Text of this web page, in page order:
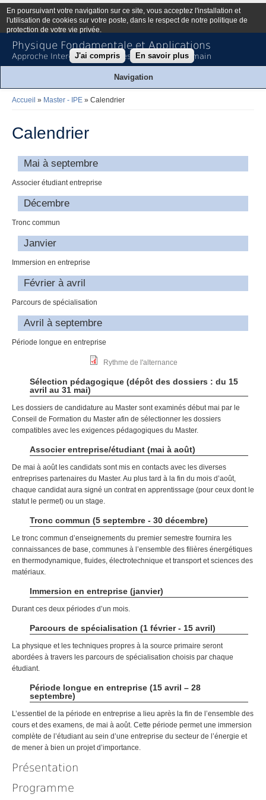
En poursuivant votre navigation sur ce site, vous acceptez l'installation et
l'utilisation de cookies sur votre poste, dans le respect de notre politique de
protection de votre vie privée.
J'ai compris En savoir plus
Physique Fondamentale et Applications
Approche Interdisciplinaire des Énergies de Demain
Navigation
Vous êtes ici
Accueil » Master - IPE » Calendrier
Calendrier
Mai à septembre
Associer étudiant entreprise
Décembre
Tronc commun
Janvier
Immersion en entreprise
Février à avril
Parcours de spécialisation
Avril à septembre
Période longue en entreprise
Rythme de l'alternance
Sélection pédagogique (dépôt des dossiers : du 15
avril au 31 mai)
Les dossiers de candidature au Master sont examinés début mai par le
Conseil de Formation du Master afin de sélectionner les dossiers
compatibles avec les exigences pédagogiques du Master.
Associer entreprise/étudiant (mai à août)
De mai à août les candidats sont mis en contacts avec les diverses
entreprises partenaires du Master. Au plus tard à la fin du mois d’août,
chaque candidat aura signé un contrat en apprentissage (pour ceux dont le
statut le permet) ou un stage.
Tronc commun (5 septembre - 30 décembre)
Le tronc commun d’enseignements du premier semestre fournira les
connaissances de base, communes à l’ensemble des filières énergétiques
en thermodynamique, fluides, électrotechnique et transport et sciences des
matériaux.
Immersion en entreprise (janvier)
Durant ces deux périodes d’un mois.
Parcours de spécialisation (1 février - 15 avril)
La physique et les techniques propres à la source primaire seront
abordées à travers les parcours de spécialisation choisis par chaque
étudiant.
Période longue en entreprise (15 avril – 28
septembre)
L’essentiel de la période en entreprise a lieu après la fin de l’ensemble des
cours et des examens, de mai à août. Cette période permet une immersion
complète de l’étudiant au sein d’une entreprise du secteur de l’énergie et
de mener à bien un projet d’importance.
Présentation
Programme